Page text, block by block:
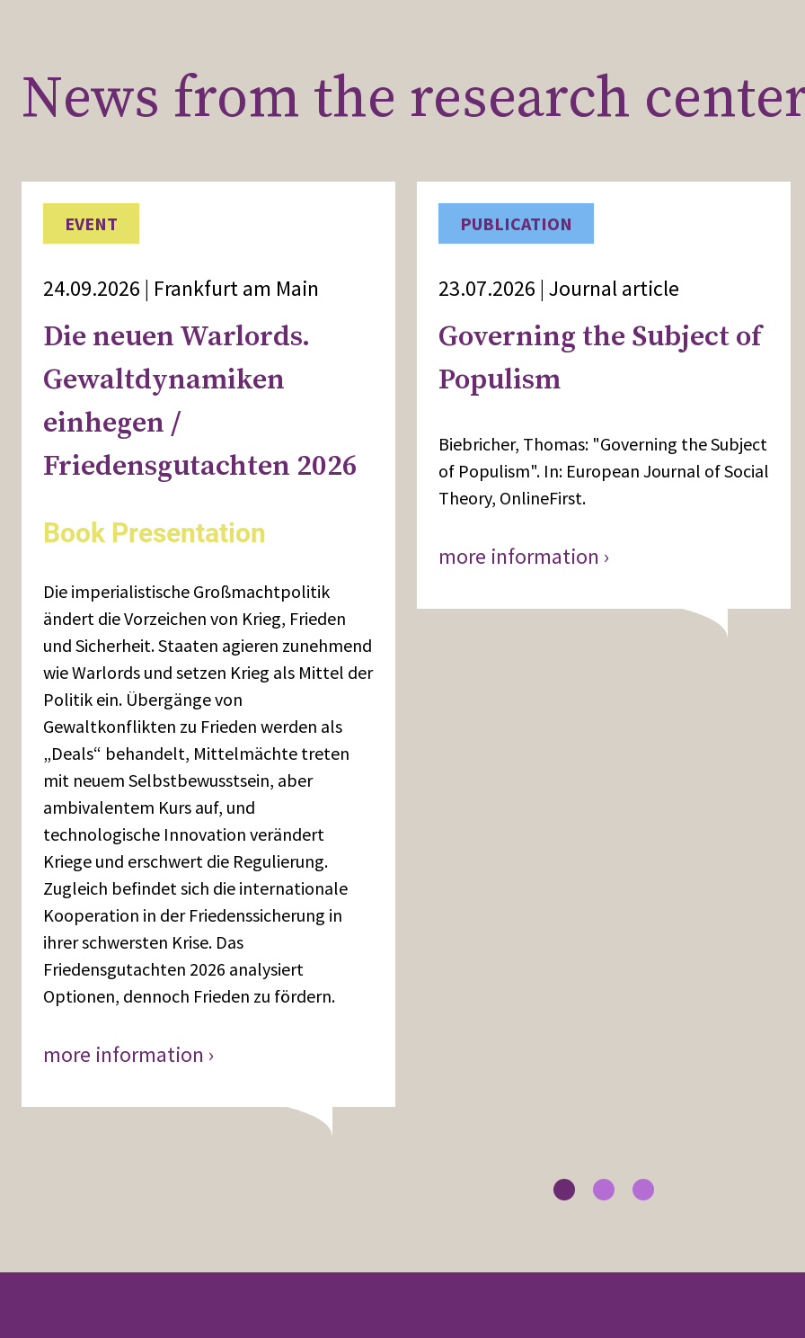
News from the research
EVENT
24.09.2026 | Frankfurt am Main
Die neuen Warlords.
Gewaltdynamiken
einhegen /
Friedensgutachten 2026
Book Presentation
Die imperialistische Großmachtpolitik
ändert die Vorzeichen von Krieg, Frieden
und Sicherheit. Staaten agieren zunehmend
wie Warlords und setzen Krieg als Mittel der
Politik ein. Übergänge von
Gewaltkonflikten zu Frieden werden als
„Deals“ behandelt, Mittelmächte treten
mit neuem Selbstbewusstsein, aber
ambivalentem Kurs auf, und
technologische Innovation verändert
Kriege und erschwert die Regulierung.
Zugleich befindet sich die internationale
Kooperation in der Friedenssicherung in
ihrer schwersten Krise. Das
Friedensgutachten 2026 analysiert
Optionen, dennoch Frieden zu fördern.
more information ›
PUBLICATION
23.07.2026 | Journal article
Governing the Subject of
Populism
Biebricher, Thomas: "Governing the Subject
of Populism". In: European Journal of Social
Theory, OnlineFirst.
more information ›